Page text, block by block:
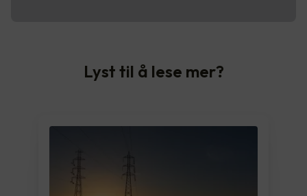
Lyst til å lese mer?